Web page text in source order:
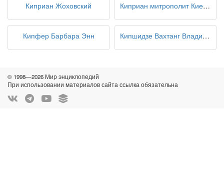
Киприан Жоховский Киприан митрополит Киевский
Кипфер Барбара Энн Кипшидзе Вахтанг Владимирович
© 1998—2026 Мир энциклопедий
При использовании материалов сайта ссылка обязательна